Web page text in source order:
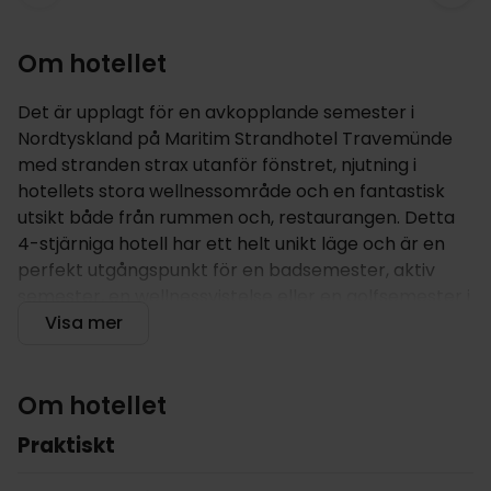
Om hotellet
Det är upplagt för en avkopplande semester i
Nordtyskland på Maritim Strandhotel Travemünde
med stranden strax utanför fönstret, njutning i
hotellets stora wellnessområde och en fantastisk
utsikt både från rummen och, restaurangen. Detta
4-stjärniga hotell har ett helt unikt läge och är en
perfekt utgångspunkt för en badsemester, aktiv
Nordtyskland.
Maritim Strandhotel Travemünde är beläget precis
tillhörande den vackra Hansastaden Lübeck. Hotellet
Visa mer
Om hotellet
Praktiskt